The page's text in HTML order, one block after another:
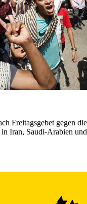
Freitagsgebet gegen die
Iran, Saudi-Arabien und